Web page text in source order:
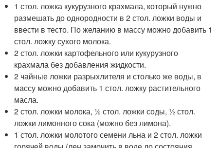
1 стол. ложка кукурузного крахмала, который нужно
размешать до однородности в 2 стол. ложки воды и
ввести в тесто. По желанию в массу можно добавить 1
стол. ложку сухого молока.
2 стол. ложки картофельного или кукурузного
крахмала без добавления жидкости.
2 чайные ложки разрыхлителя и столько же воды, в
массу можно добавить 1 стол. ложку растительного
масла.
2 стол. ложки молока, ½ стол. ложки соды, ½ стол.
ложки лимонного сока (можно без лимона).
1 стол. ложки молотого семени льна и 2 стол. ложки